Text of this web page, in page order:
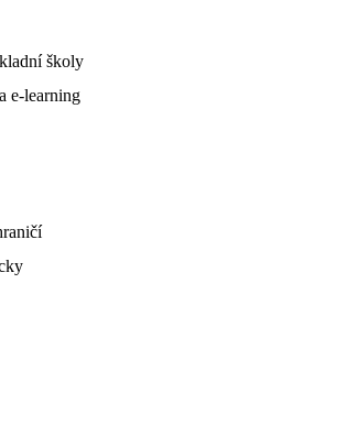
školy
e-learning